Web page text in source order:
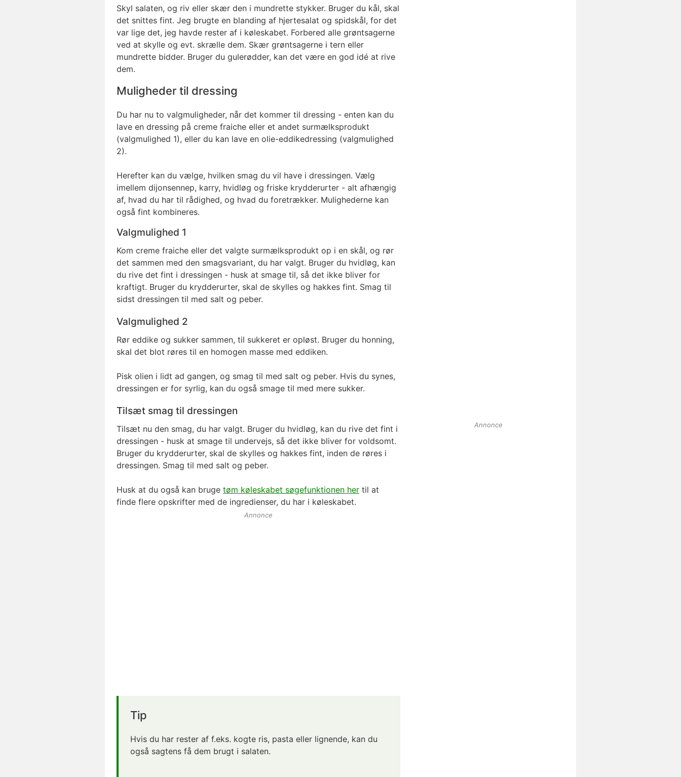
Skyl salaten, og riv eller skær den i mundrette stykker. Bruger du kål, skal
det snittes fint. Jeg brugte en blanding af hjertesalat og spidskål, for det
var lige det, jeg havde rester af i køleskabet. Forbered alle grøntsagerne
ved at skylle og evt. skrælle dem. Skær grøntsagerne i tern eller
mundrette bidder. Bruger du gulerødder, kan det være en god idé at rive
dem.
Muligheder til dressing
Du har nu to valgmuligheder, når det kommer til dressing - enten kan du
lave en dressing på creme fraiche eller et andet surmælksprodukt
(valgmulighed 1), eller du kan lave en olie-eddikedressing (valgmulighed
2).
Herefter kan du vælge, hvilken smag du vil have i dressingen. Vælg
imellem dijonsennep, karry, hvidløg og friske krydderurter - alt afhængig
af, hvad du har til rådighed, og hvad du foretrækker. Mulighederne kan
også fint kombineres.
Valgmulighed 1
Kom creme fraiche eller det valgte surmælksprodukt op i en skål, og rør
det sammen med den smagsvariant, du har valgt. Bruger du hvidløg, kan
du rive det fint i dressingen - husk at smage til, så det ikke bliver for
kraftigt. Bruger du krydderurter, skal de skylles og hakkes fint. Smag til
sidst dressingen til med salt og peber.
Valgmulighed 2
Rør eddike og sukker sammen, til sukkeret er opløst. Bruger du honning,
skal det blot røres til en homogen masse med eddiken.
Pisk olien i lidt ad gangen, og smag til med salt og peber. Hvis du synes,
dressingen er for syrlig, kan du også smage til med mere sukker.
Tilsæt smag til dressingen
Tilsæt nu den smag, du har valgt. Bruger du hvidløg, kan du rive det fint i
dressingen - husk at smage til undervejs, så det ikke bliver for voldsomt.
Bruger du krydderurter, skal de skylles og hakkes fint, inden de røres i
dressingen. Smag til med salt og peber.
Husk at du også kan bruge tøm køleskabet søgefunktionen her til at
finde flere opskrifter med de ingredienser, du har i køleskabet.
Annonce
Tip
Hvis du har rester af f.eks. kogte ris, pasta eller lignende, kan du
også sagtens få dem brugt i salaten.
Annonce